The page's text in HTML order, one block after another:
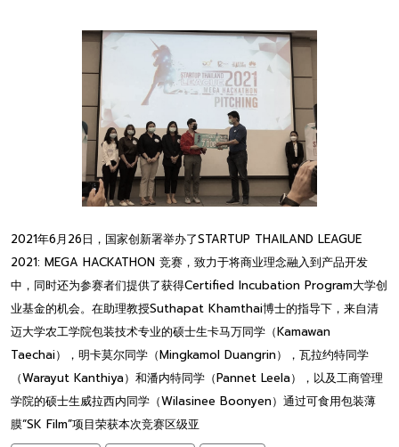
2021年6月26日，国家创新署举办了STARTUP THAILAND LEAGUE
2021: MEGA HACKATHON 竞赛，致力于将商业理念融入到产品开发
中，同时还为参赛者们提供了获得Certified Incubation Program大学创
业基金的机会。在助理教授Suthapat Khamthai博士的指导下，来自清
迈大学农工学院包装技术专业的硕士生卡马万同学（Kamawan
Taechai），明卡莫尔同学（Mingkamol Duangrin），瓦拉约特同学
（Warayut Kanthiya）和潘内特同学（Pannet Leela），以及工商管理
学院的硕士生威拉西内同学（Wilasinee Boonyen）通过可食用包装薄
膜“SK Film”项目荣获本次竞赛区级亚